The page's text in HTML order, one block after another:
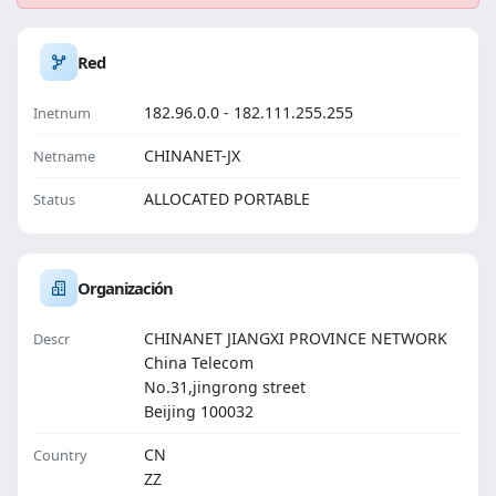
Red
Inetnum 182.96.0.0 - 182.111.255.255
Netname CHINANET-JX
Status ALLOCATED PORTABLE
Organización
Descr
CHINANET JIANGXI PROVINCE NETWORK
China Telecom
No.31,jingrong street
Beijing 100032
Country
CN
ZZ